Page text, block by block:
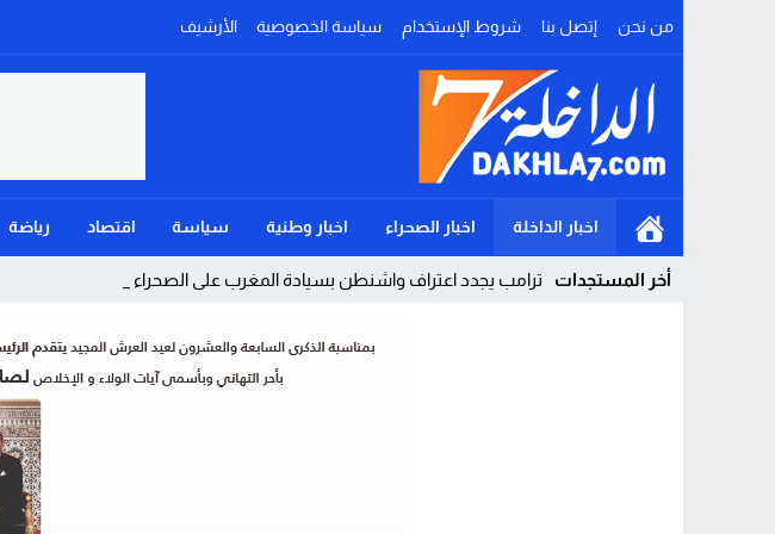
من نحن إتصل بنا شروط الإستخدام سياسة الخصوصية الأرشيف
اخبار الداخلة اخبار الصحراء اخبار وطنية سياسة اقتصاد رياضة
أخر المستجدات ترامب يجدد اعتراف واشنطن بسيادة المغرب على الصحراء ويؤكد: الحكم _